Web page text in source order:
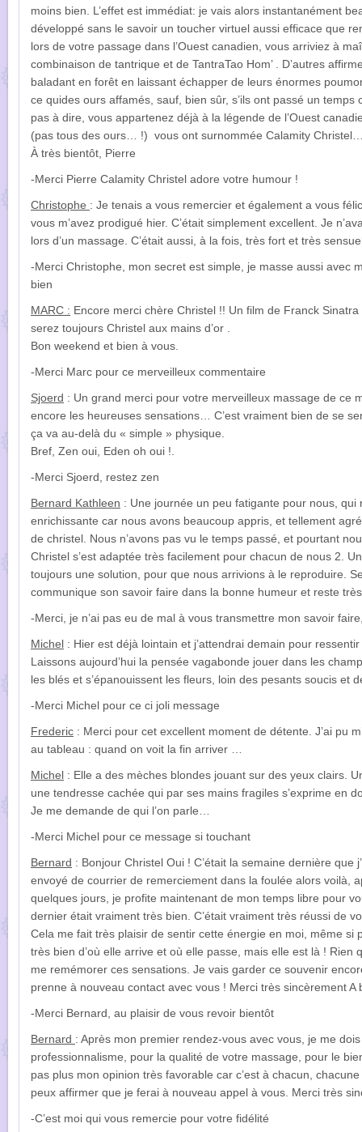
moins bien. L’effet est immédiat: je vais alors instantanément
développé sans le savoir un toucher virtuel aussi efficace que
lors de votre passage dans l’Ouest canadien, vous arriviez à
combinaison de tantrique et de TantraTao Hom’ . D’autres
baladant en forêt en laissant échapper de leurs énormes
ce quides ours affamés, sauf, bien sûr, s’ils ont passé un temps
pas à dire, vous appartenez déjà à la légende de l’Ouest
(pas tous des ours… !) vous ont surnommée Calamity
À très bientôt, Pierre
-Merci Pierre Calamity Christel adore votre humour !
Christophe : Je tenais a vous remercier et également a vous
vous m’avez prodigué hier. C’était simplement excellent. Je
lors d’un massage. C’était aussi, à la fois, très fort et très
-Merci Christophe, mon secret est simple, je masse aussi avec
bien
MARC : Encore merci chère Christel !! Un film de Franck Sinatra
serez toujours Christel aux mains d’or .
Bon weekend et bien à vous.
-Merci Marc pour ce merveilleux commentaire
Sjoerd : Un grand merci pour votre merveilleux massage de ce
encore les heureuses sensations… C’est vraiment bien de se
ça va au-delà du « simple » physique.
Bref, Zen oui, Eden oh oui !.
-Merci Sjoerd, restez zen
Bernard Kathleen : Une journée un peu fatigante pour nous, qui
enrichissante car nous avons beaucoup appris, et tellement
de christel. Nous n’avons pas vu le temps passé, et pourtant
Christel s’est adaptée très facilement pour chacun de nous 2.
toujours une solution, pour que nous arrivions à le reproduire.
communique son savoir faire dans la bonne humeur et reste
-Merci, je n’ai pas eu de mal à vous transmettre mon savoir
Michel : Hier est déjà lointain et j’attendrai demain pour
Laissons aujourd’hui la pensée vagabonde jouer dans les
les blés et s’épanouissent les fleurs, loin des pesants soucis et
-Merci Michel pour ce ci joli message
Frederic : Merci pour cet excellent moment de détente. J’ai pu
au tableau : quand on voit la fin arriver …
Michel : Elle a des mèches blondes jouant sur des yeux clairs.
une tendresse cachée qui par ses mains fragiles s’exprime en
Je me demande de qui l’on parle…
-Merci Michel pour ce message si touchant
Bernard : Bonjour Christel Oui ! C’était la semaine dernière que
envoyé de courrier de remerciement dans la foulée alors voilà,
quelques jours, je profite maintenant de mon temps libre pour
dernier était vraiment très bien. C’était vraiment très réussi de
Cela me fait très plaisir de sentir cette énergie en moi, même si
très bien d’où elle arrive et où elle passe, mais elle est là ! Rien
me remémorer ces sensations. Je vais garder ce souvenir
prenne à nouveau contact avec vous ! Merci très sincèrement A
-Merci Bernard, au plaisir de vous revoir bientôt
Bernard : Après mon premier rendez-vous avec vous, je me
professionnalisme, pour la qualité de votre massage, pour le
pas plus mon opinion très favorable car c’est à chacun,
peux affirmer que je ferai à nouveau appel à vous. Merci très
-C’est moi qui vous remercie pour votre fidélité